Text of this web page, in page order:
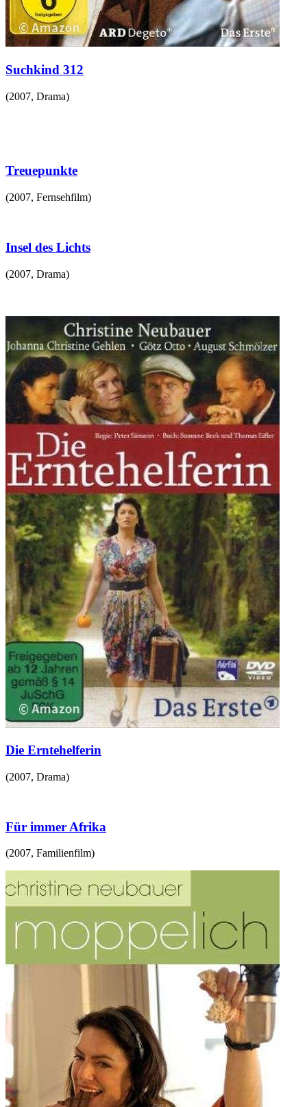
Suchkind 312
(2007, Drama)
Treuepunkte
(2007, Fernsehfilm)
Insel des Lichts
(2007, Drama)
Die Erntehelferin
(2007, Drama)
Für immer Afrika
(2007, Familienfilm)